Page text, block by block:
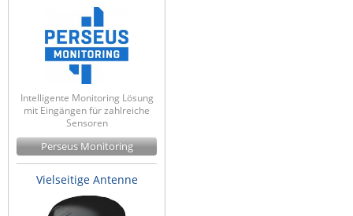
Intelligente Monitoring Lösung
mit Eingängen für zahlreiche
Sensoren
Perseus Monitoring
Vielseitige Antenne